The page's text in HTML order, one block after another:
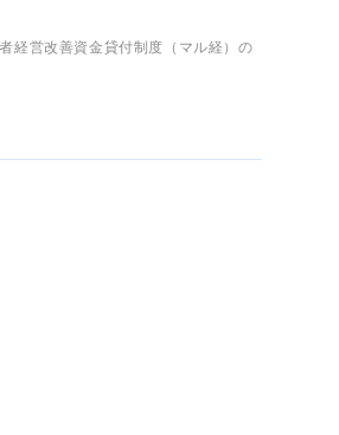
経営改善資金貸付制度（マル経）の